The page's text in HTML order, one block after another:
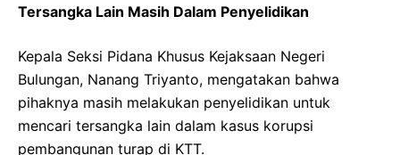
Tersangka Lain Masih Dalam Penyelidikan
Kepala Seksi Pidana Khusus Kejaksaan Negeri
Bulungan, Nanang Triyanto, mengatakan bahwa
pihaknya masih melakukan penyelidikan untuk
mencari tersangka lain dalam kasus korupsi
pembangunan turap di KTT.